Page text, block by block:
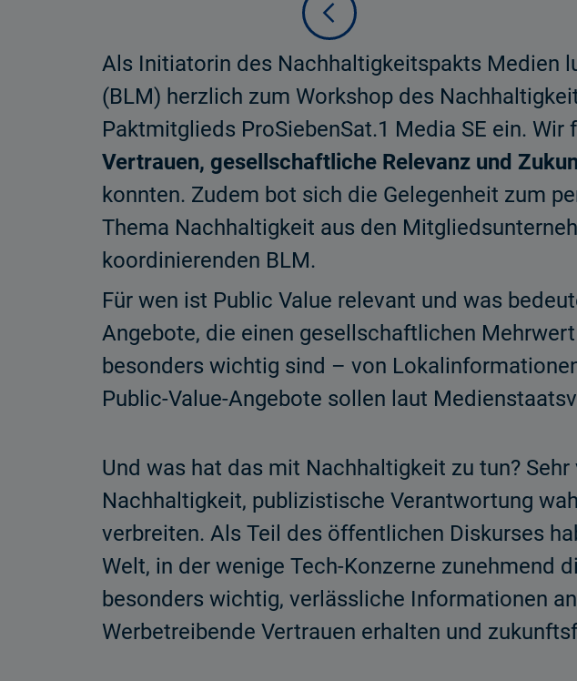
Als Initiatorin des Nachhaltigkeitspakts Medien
(BLM) herzlich zum Workshop des
Paktmitglieds ProSiebenSat.1 Media SE ein.
Vertrauen, gesellschaftliche Relevanz und
konnten. Zudem bot sich die Gelegenheit zum
Thema Nachhaltigkeit aus den
koordinierenden BLM.
Für wen ist Public Value relevant und was
Angebote, die einen gesellschaftlichen
besonders wichtig sind – von
Public-Value-Angebote sollen laut
Und was hat das mit Nachhaltigkeit zu tun?
Nachhaltigkeit, publizistische Verantwortung
verbreiten. Als Teil des öffentlichen Diskurses
Welt, in der wenige Tech-Konzerne zunehmend
besonders wichtig, verlässliche Informationen
Werbetreibende Vertrauen erhalten und